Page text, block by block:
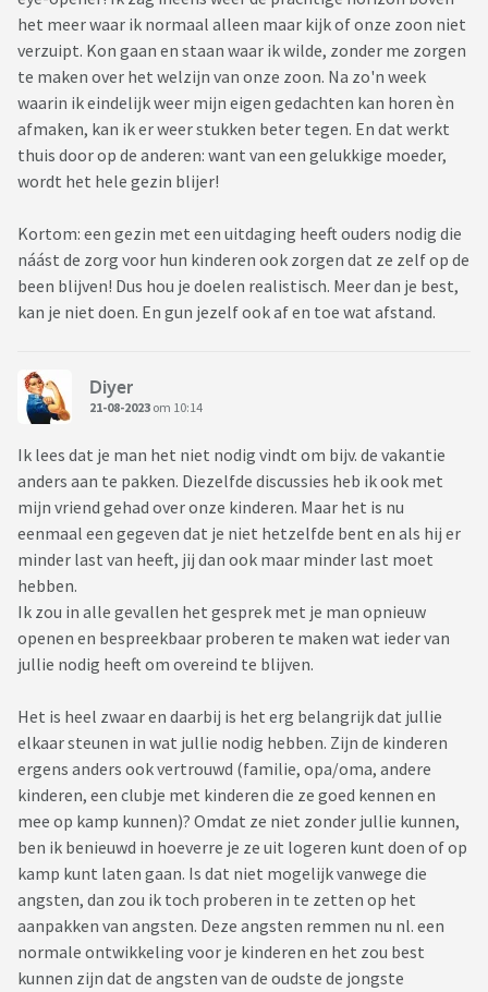
het meer waar ik normaal alleen maar kijk of onze zoon niet
verzuipt. Kon gaan en staan waar ik wilde, zonder me zorgen
te maken over het welzijn van onze zoon. Na zo'n week
waarin ik eindelijk weer mijn eigen gedachten kan horen èn
afmaken, kan ik er weer stukken beter tegen. En dat werkt
thuis door op de anderen: want van een gelukkige moeder,
wordt het hele gezin blijer!
Kortom: een gezin met een uitdaging heeft ouders nodig die
náást de zorg voor hun kinderen ook zorgen dat ze zelf op de
been blijven! Dus hou je doelen realistisch. Meer dan je best,
kan je niet doen. En gun jezelf ook af en toe wat afstand.
Diyer
21-08-2023 om 10:14
Ik lees dat je man het niet nodig vindt om bijv. de vakantie
anders aan te pakken. Diezelfde discussies heb ik ook met
mijn vriend gehad over onze kinderen. Maar het is nu
eenmaal een gegeven dat je niet hetzelfde bent en als hij er
minder last van heeft, jij dan ook maar minder last moet
hebben.
Ik zou in alle gevallen het gesprek met je man opnieuw
openen en bespreekbaar proberen te maken wat ieder van
jullie nodig heeft om overeind te blijven.
Het is heel zwaar en daarbij is het erg belangrijk dat jullie
elkaar steunen in wat jullie nodig hebben. Zijn de kinderen
ergens anders ook vertrouwd (familie, opa/oma, andere
kinderen, een clubje met kinderen die ze goed kennen en
mee op kamp kunnen)? Omdat ze niet zonder jullie kunnen,
ben ik benieuwd in hoeverre je ze uit logeren kunt doen of op
kamp kunt laten gaan. Is dat niet mogelijk vanwege die
angsten, dan zou ik toch proberen in te zetten op het
aanpakken van angsten. Deze angsten remmen nu nl. een
normale ontwikkeling voor je kinderen en het zou best
kunnen zijn dat de angsten van de oudste de jongste